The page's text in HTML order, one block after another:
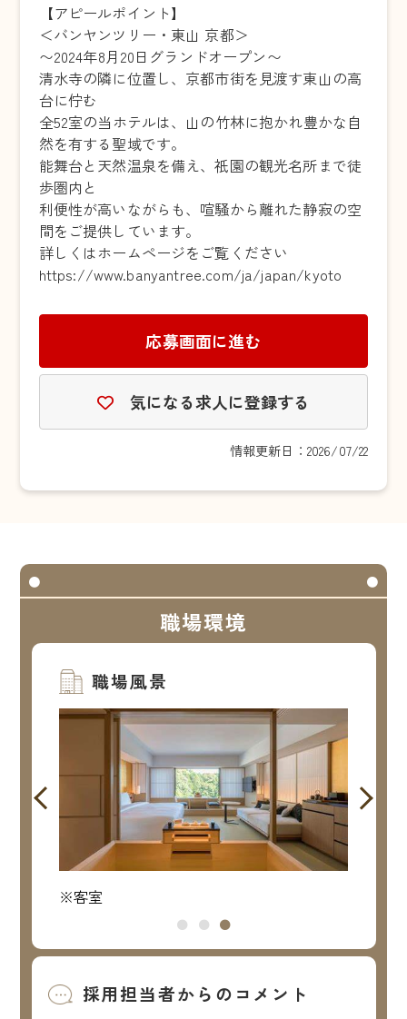
【アピールポイント】
＜バンヤンツリー・東山 京都＞
〜2024年8月20日グランドオープン〜
清水寺の隣に位置し、京都市街を見渡す東山の高
台に佇む
全52室の当ホテルは、山の竹林に抱かれ豊かな自
然を有する聖域です。
能舞台と天然温泉を備え、祇園の観光名所まで徒
歩圏内と
利便性が高いながらも、喧騒から離れた静寂の空
間をご提供しています。
詳しくはホームページをご覧ください
https://www.banyantree.com/ja/japan/kyoto
応募画面に進む
気になる求人に登録する
情報更新日：2026/07/22
職場環境
職場風景
※客室
採用担当者からのコメント